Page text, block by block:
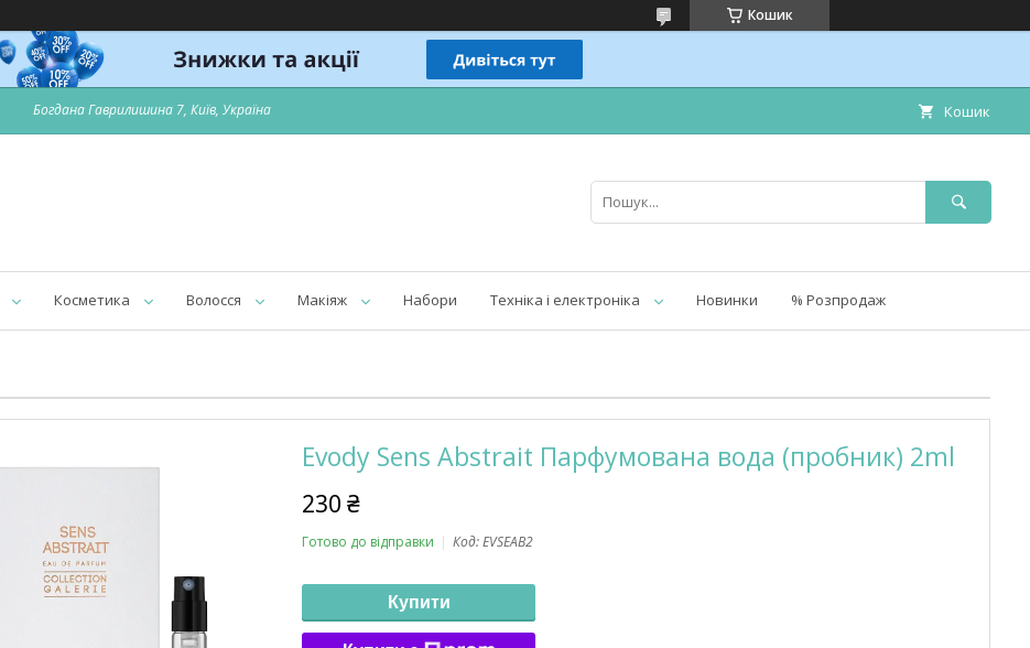
Кошик
Богдана Гаврилишина 7, Київ, Україна Кошик
Косметика Волосся Макіяж Набори Техніка і електроніка Новинки % Розпродаж
Evody Sens Abstrait Парфумована вода (пробник) 2ml
230 ₴
Готово до відправки Код:EVSEAB2
Купити